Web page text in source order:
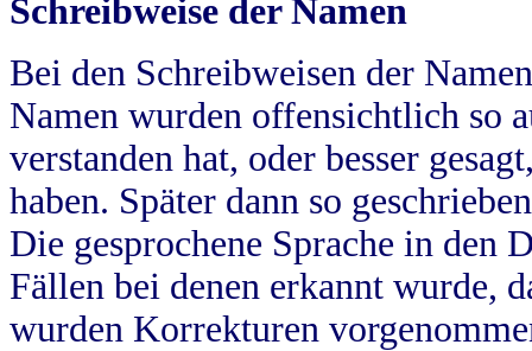
Schreibweise der Namen
Bei den Schreibweisen der
Namen wurden offensichtlich so
verstanden hat, oder besser
haben. Später dann so
Die gesprochene Sprache in
Fällen bei denen erkannt wurde,
wurden Korrekturen